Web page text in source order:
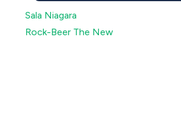
Sala Niagara
Rock-Beer The New